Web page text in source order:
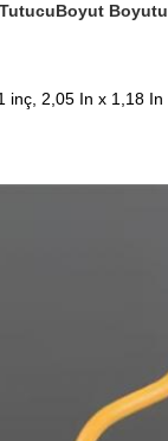
Boyut Boyutu
inç, 2,05 In x 1,18 In